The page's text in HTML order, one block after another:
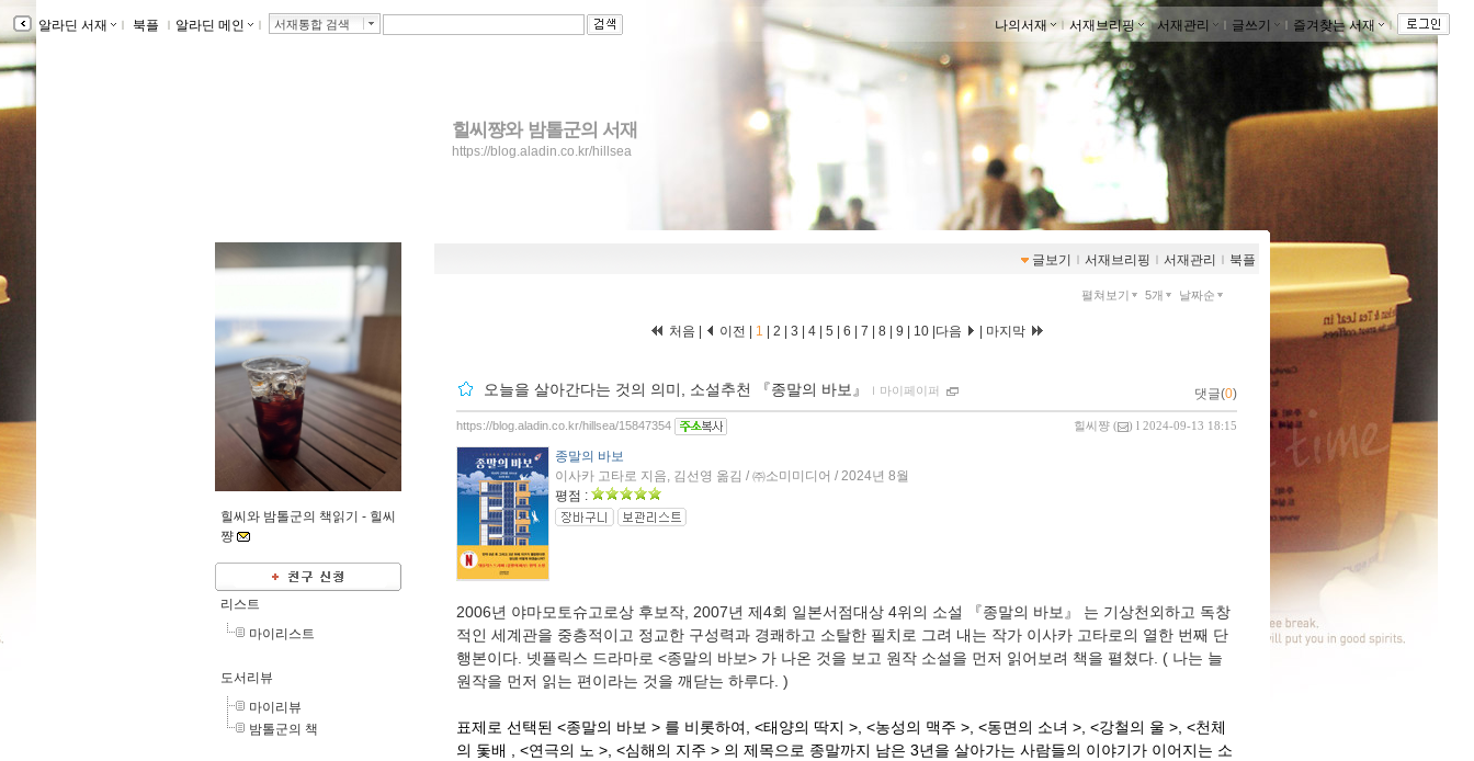
알라딘 서재 ｌ 북플 ｌ 알라딘 메인 ｌ 서재통합 검색 나의서재 ｌ서재브리핑 ｌ서재관리 ｌ 글쓰기 ｌ 즐겨찾는 서재 ｌ
힐씨쨩와 밤톨군의 서재
https://blog.aladin.co.kr/hillsea
글보기 ｌ 서재브리핑 ｌ 서재관리 ｌ 북플
펼쳐보기 5개 날짜순
처음 | 이전 | 1 2 3 4 5 6 7 8 9 10 다음 마지막
오늘을 살아간다는 것의 의미, 소설추천 『종말의 바보』 ｌ 마이페이퍼 댓글(0)
힐씨쨩 ( ) l 2024-09-13 18:15
https://blog.aladin.co.kr/hillsea/15847354
종말의 바보
이사카 고타로 지음, 김선영 옮김 / ㈜소미미디어 / 2024년 8월
평점 :
2006년 야마모토슈고로상 후보작, 2007년 제4회 일본서점대상 4위의 소설 『종말의 바보』 는 기상천외하고 독창
적인 세계관을 중층적이고 정교한 구성력과 경쾌하고 소탈한 필치로 그려 내는 작가 이사카 고타로의 열한 번째 단
행본이다. 넷플릭스 드라마로 <종말의 바보> 가 나온 것을 보고 원작 소설을 먼저 읽어보려 책을 펼쳤다. ( 나는 늘
원작을 먼저 읽는 편이라는 것을 깨닫는 하루다. )
표제로 선택된 <종말의 바보 > 를 비롯하여, <태양의 딱지 >, <농성의 맥주 >, <동면의 소녀 >, <강철의 울 >, <천체
의 돛배 , <연극의 노 >, <심해의 지주 > 의 제목으로 종말까지 남은 3년을 살아가는 사람들의 이야기가 이어지는 소
힐씨와 밤톨군의 책읽기 - 힐씨
쨩
리스트
마이리스트
도서리뷰
마이리뷰
밤톨군의 책